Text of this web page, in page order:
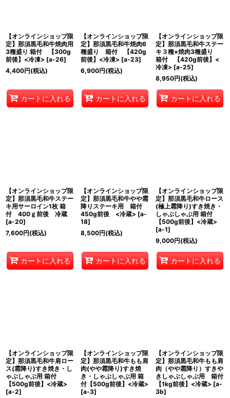
【オンラインショップ限
定】那須黒毛和牛焼肉用
3種盛り 箱付 【300g
前後】<冷凍> [a-26]
4,400円(税込)
カートに入れる
【オンラインショップ限
定】那須黒毛和牛焼肉6
種盛り 箱付 【420g
前後】<冷凍> [a-23]
6,900円(税込)
カートに入れる
【オンラインショップ限
定】那須黒毛和牛ステー
キ３種×焼肉3種盛り
箱付 【420g前後】<
冷凍> [a-25]
8,950円(税込)
カートに入れる
【オンラインショップ限
定】那須黒毛和牛ステー
キ用サーロイン1枚 箱
付 400ｇ前後 冷蔵
[a-20]
7,600円(税込)
カートに入れる
【オンラインショップ限
定】那須黒毛和牛やや霜
降りステーキ用 箱付
450g前後 <冷蔵> [a-
18]
8,500円(税込)
カートに入れる
【オンラインショップ限
定】那須黒毛和牛ロース
(極上霜降り)すき焼き・
しゃぶしゃぶ用 箱付
【500g前後】<冷蔵>
[a-1]
9,000円(税込)
カートに入れる
【オンラインショップ限
定】那須黒毛和牛肩ロー
ス(霜降り)すき焼き・し
ゃぶしゃぶ用 箱付
【500g前後】<冷蔵>
[a-2]
【オンラインショップ限
定】那須黒毛和牛もも肩
肉(やや霜降り)すき焼
き・しゃぶしゃぶ用 箱
付【500g前後】<冷蔵>
[a-3]
【オンラインショップ限
定】那須黒毛和牛もも肩
肉（やや霜降り）すきや
きしゃぶしゃぶ用 箱付
【1kg前後】<冷蔵> [a-
3b]